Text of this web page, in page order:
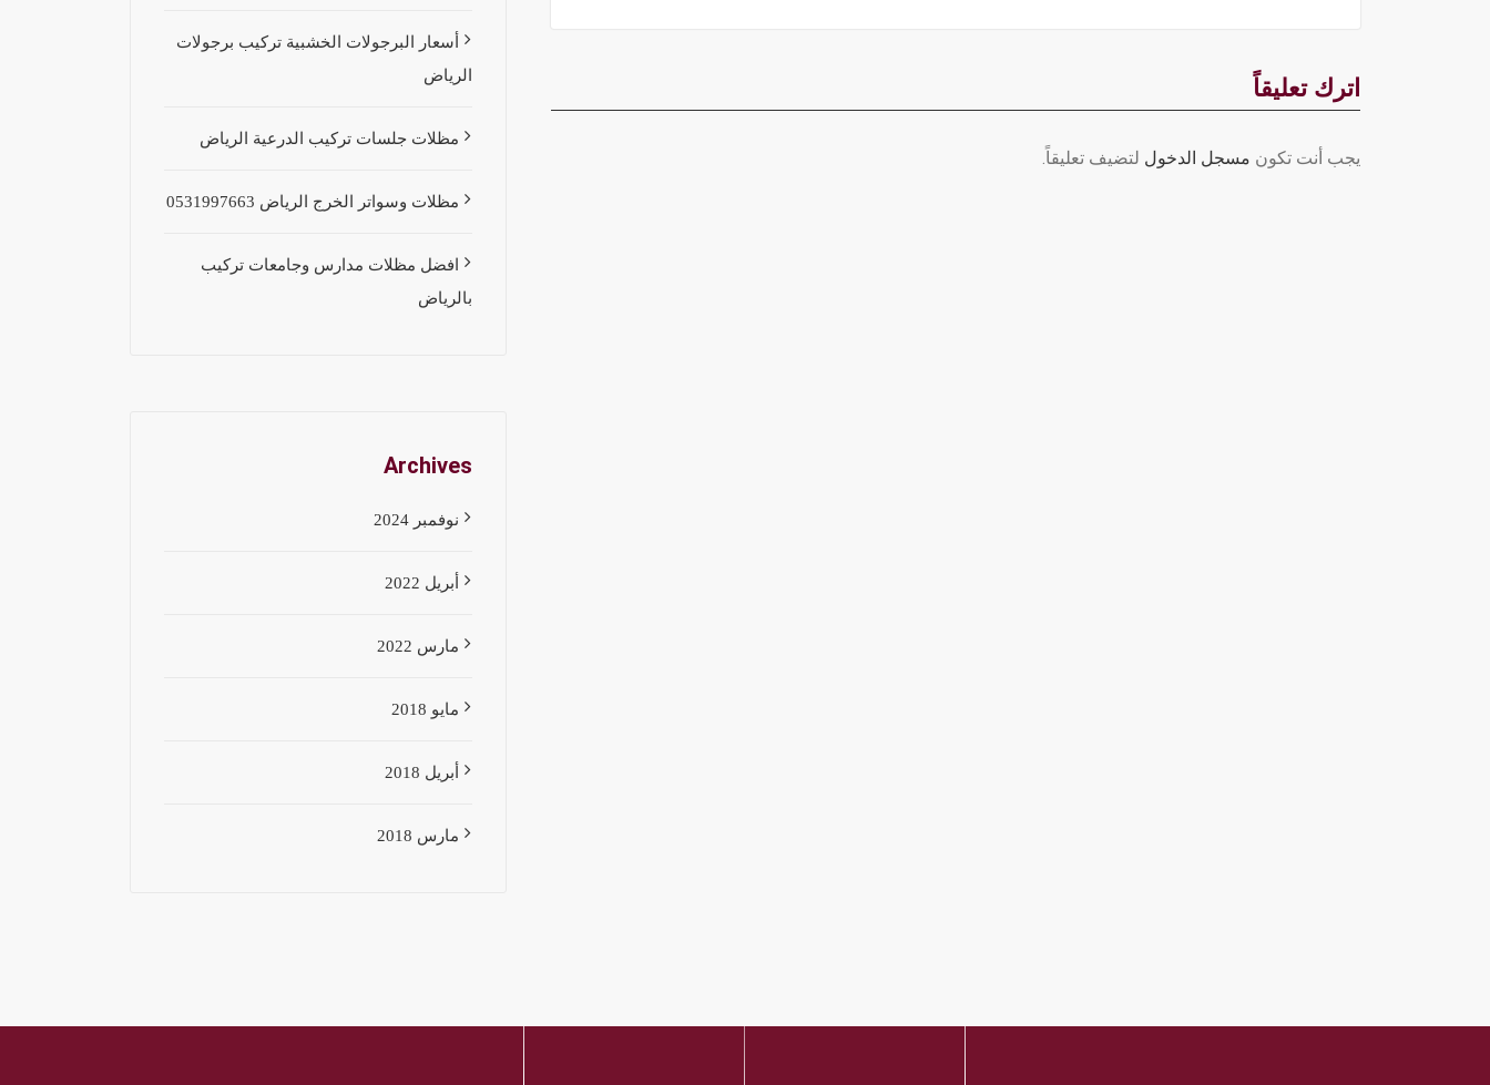
اترك تعليقاً
يجب أنت تكون مسجل الدخول لتضيف تعليقاً.
أسعار البرجولات الخشبية تركيب برجولات
الرياض
مظلات جلسات تركيب الدرعية الرياض
مظلات وسواتر الخرج الرياض 0531997663
افضل مظلات مدارس وجامعات تركيب
بالرياض
Archives
نوفمبر 2024
أبريل 2022
مارس 2022
مايو 2018
أبريل 2018
مارس 2018